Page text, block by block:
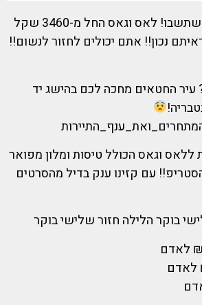
אתם עומדים? כדאי שתשבו! לאס וגאס החל מ-3460 שקל
עיר החטאים מחכה לכם בהישג יד
ל-7 לילות ללאס וגאס הכולל טיסות ומלון מפואר
עם קזינו ענק בדיל מהסרטים